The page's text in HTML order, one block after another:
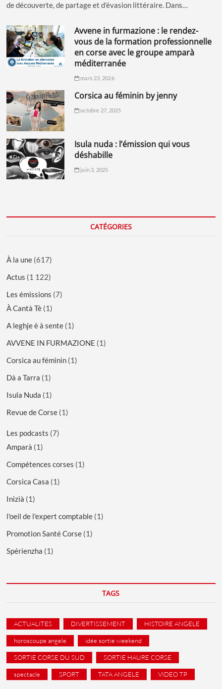
de découverte, de partage et d’évasion littéraire. Dans…
avvene in furmazione : le rendez-
vous de la formation professionnelle
en corse avec le groupe amparà
méditerranée
mars 23, 2026
corsica au féminin by jenny
octobre 27, 2025
isula nuda : l’émission qui vous
déshabille
juin 3, 2025
CATÉGORIES
À la une (617)
Actus (1 122)
Les émissions (7)
À Cantà Tè (1)
A leghje è à sente (1)
AVVENE IN FURMAZIONE (1)
Corsica au féminin (1)
Dà a Tarra (1)
Isula Nuda (1)
Revue de Corse (1)
Les podcasts (7)
Amparà (1)
Compétences corses (1)
Corsica Casa (1)
Inizià (1)
l'oeil de l'expert comptable (1)
Promotion Santé Corse (1)
Spérienzha (1)
TAGS
ACTUALITES DIVERTISSEMENT HISTOIRE ANGELE
horoscoupe angele idée sortie weekend
SORTIE CORSE DU SUD SORTIE HAURE CORSE
spectacle SPORT TATA ANGELE VIDEO TP